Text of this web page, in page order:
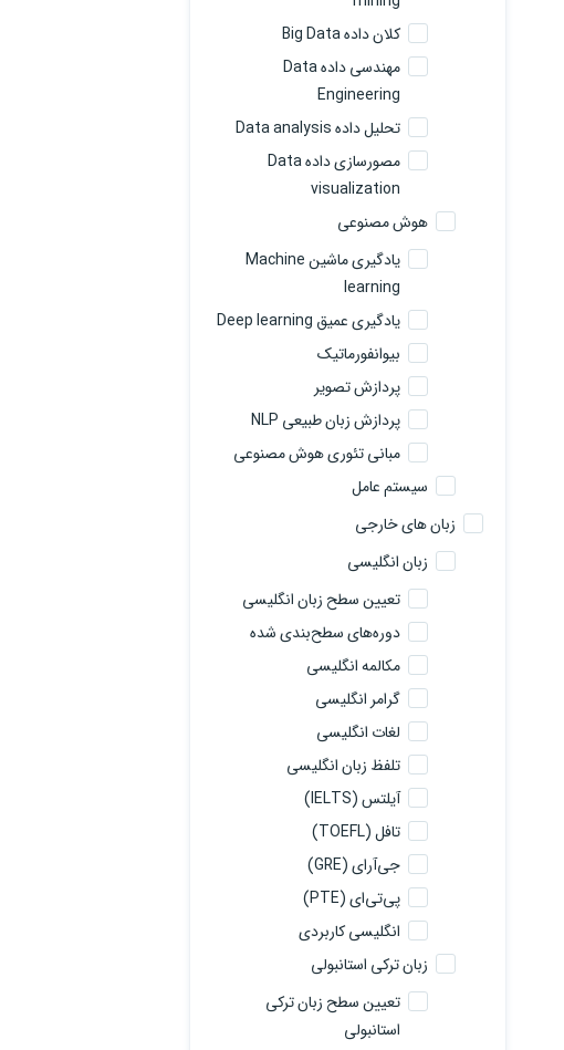
کلان داده Big Data
مهندسی داده Data
Engineering
تحلیل داده Data analysis
مصورسازی داده Data
visualization
هوش مصنوعی
یادگیری ماشین Machine
learning
یادگیری عمیق Deep learning
بیوانفورماتیک
پردازش تصویر
پردازش زبان طبیعی NLP
مبانی تئوری هوش مصنوعی
سیستم عامل
زبان های خارجی
زبان انگلیسی
تعیین سطح زبان انگلیسی
دوره‌های سطح‌بندی شده
مکالمه انگلیسی
گرامر انگلیسی
لغات انگلیسی
تلفظ زبان انگلیسی
آیلتس (IELTS)
تافل (TOEFL)
جی‌آرای (GRE)
پی‌تی‌ای (PTE)
انگلیسی کاربردی
زبان ترکی استانبولی
تعیین سطح زبان ترکی
استانبولی